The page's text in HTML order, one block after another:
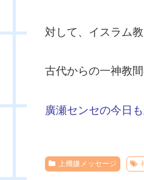
対して、イスラム
古代からの一神教
廣瀬センセの今日
上機嫌メッセージ